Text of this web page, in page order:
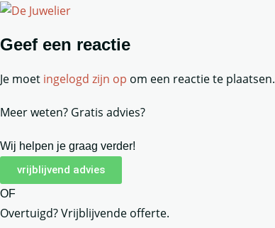
Geef een reactie
Je moet ingelogd zijn op om een reactie te plaatsen.
Meer weten? Gratis advies?
Wij helpen je graag verder!
vrijblijvend advies
OF
Overtuigd? Vrijblijvende offerte.